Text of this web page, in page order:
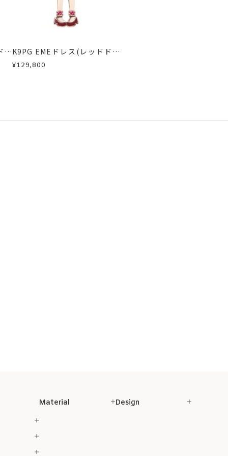
商品を交換させていただきます。
レK9PG EMEドレス(レッドドレ
ス)
¥129,800
Material Design